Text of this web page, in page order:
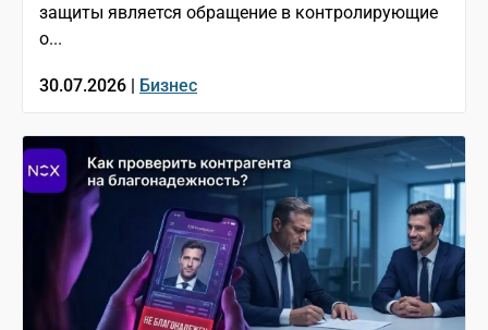
защиты является обращение в контролирующие
о...
30.07.2026 | Бизнес